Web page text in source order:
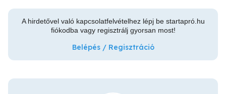
A hirdetővel való kapcsolatfelvételhez lépj be startapró.hu
fiókodba vagy regisztrálj gyorsan most!
Belépés / Regisztráció